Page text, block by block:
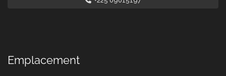
Emplacement